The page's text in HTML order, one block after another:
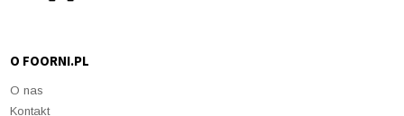
O FOORNI.PL
O nas
Kontakt